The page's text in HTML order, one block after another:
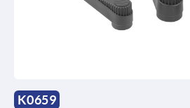
K0659